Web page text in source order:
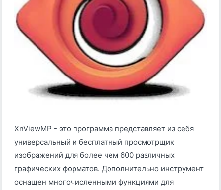
XnViewMP - это программа представляет из себя
универсальный и бесплатный просмотрщик
изображений для более чем 600 различных
графических форматов. Дополнительно инструмент
оснащен многочисленными функциями для